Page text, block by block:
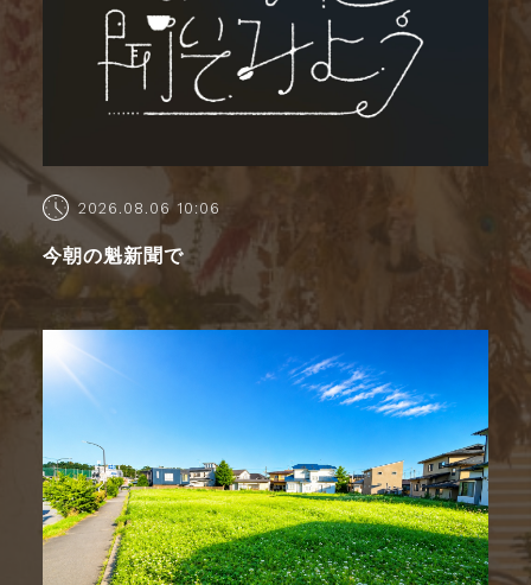
2026.08.06 10:06
今朝の魁新聞で